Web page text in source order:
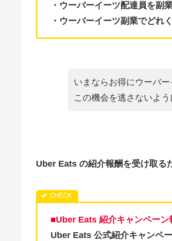
・ウーバーイーツ配達員を副
・ウーバーイーツ副業でどれ
いまならお得にウーバ
この機会を逃さないよ
Uber Eats の紹介報酬を受け取る
■Uber Eats 紹介キャンペーン
Uber Eats 公式紹介キャンペ